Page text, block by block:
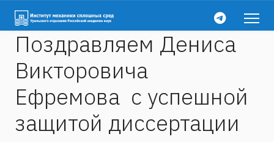
Поздравляем Дениса
Викторовича
Ефремова с успешной
защитой диссертации